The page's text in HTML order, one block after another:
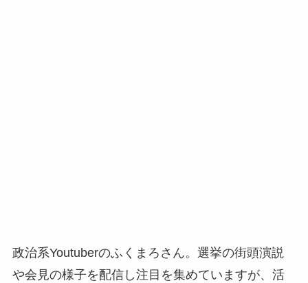
政治系Youtuberのふくまろさん。選挙の街頭演説
や会見の様子を配信し注目を集めていますが、活